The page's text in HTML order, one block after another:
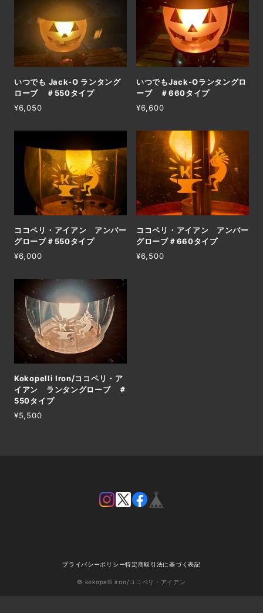
いつでも Jack-O ランタング
ローブ ＃550タイプ
¥6,050
いつでもJack-Oランタングロ
ーブ ＃660タイプ
¥6,600
ココペリ・アイアン アンバー
グローブ＃550タイプ
¥6,000
ココペリ・アイアン アンバー
グローブ＃660タイプ
¥6,500
Kokopelli Iron/ココペリ・ア
イアン ランタングローブ ＃
550タイプ
¥5,500
プライバシーポリシー特定商取引法に基づく表記
© kokopelli iron/ココペリ・アイアン